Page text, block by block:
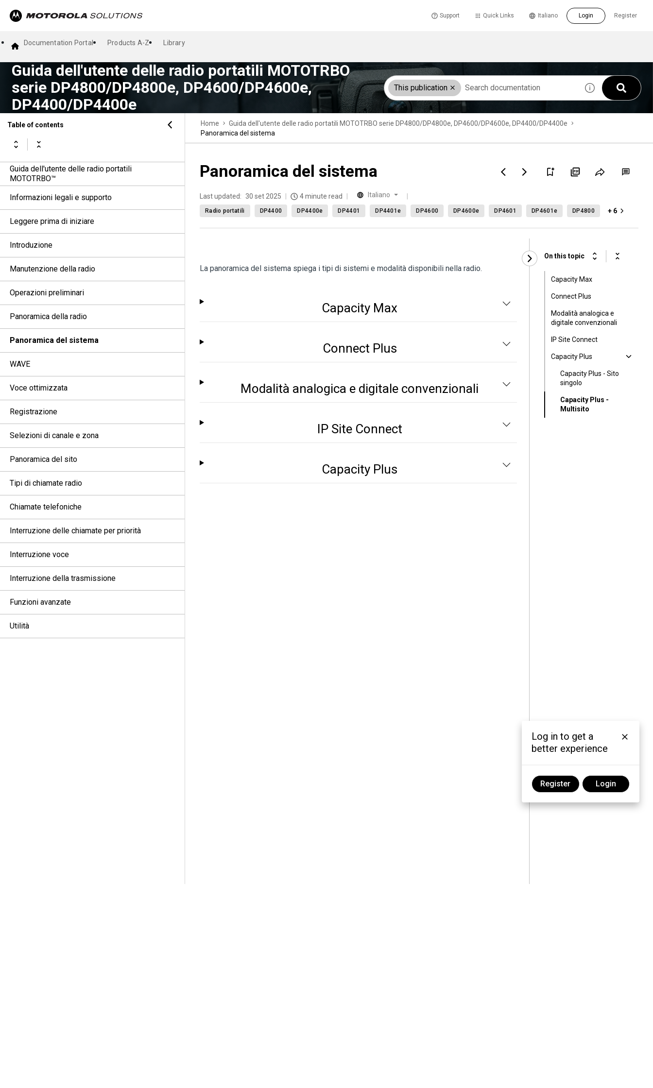
Support Quick Links Register
Italiano Login
Documentation Portal Products A-Z Library
Guida dell'utente delle radio portatili MOTOTRBO
serie DP4800/DP4800e, DP4600/DP4600e,
DP4400/DP4400e
This publication
Table of contents
Guida dell'utente delle radio portatili
MOTOTRBO™
Informazioni legali e supporto
Leggere prima di iniziare
Introduzione
Manutenzione della radio
Operazioni preliminari
Panoramica della radio
Panoramica del sistema
WAVE
Voce ottimizzata
Registrazione
Selezioni di canale e zona
Panoramica del sito
Tipi di chiamate radio
Chiamate telefoniche
Interruzione delle chiamate per priorità
Interruzione voce
Interruzione della trasmissione
Funzioni avanzate
Utilità
Home
Guida dell'utente delle radio portatili MOTOTRBO serie DP4800/DP4800e, DP4600/DP4600e, DP4400/DP4400e
Panoramica del sistema
Panoramica del sistema
Last updated: 30 set 2025 4 minute read Italiano
Radio portatili DP4400 DP4400e DP4401 DP4401e DP4600 DP4600e DP4601 DP4601e DP4800 + 6
La panoramica del sistema spiega i tipi di sistemi e modalità disponibili nella radio.
Capacity Max
Connect Plus
Modalità analogica e digitale convenzionali
IP Site Connect
Capacity Plus
On this topic
Capacity Max
Connect Plus
Modalità analogica e
digitale convenzionali
IP Site Connect
Capacity Plus
Capacity Plus - Sito
singolo
Capacity Plus -
Multisito
Log in to get a
better experience
Register Login